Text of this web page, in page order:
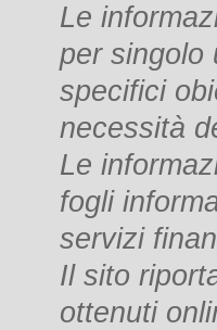
Le
per singolo
specifici
necessità
Le
fogli
servizi
Il sito
ottenuti